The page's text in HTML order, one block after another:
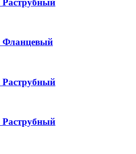
Раструбный
Фланцевый
Раструбный
Раструбный